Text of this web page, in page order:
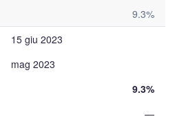
9.3%
15 giu 2023
mag 2023
9.3%
—